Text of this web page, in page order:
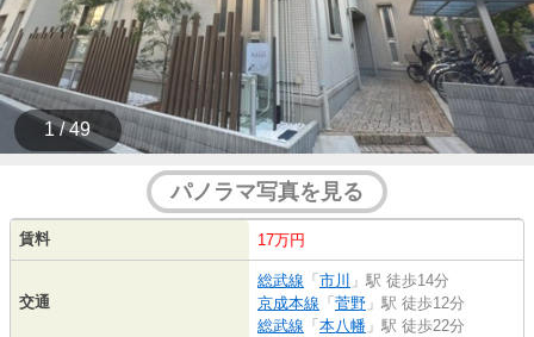
1 / 49
パノラマ写真を見る
賃料 17万円
交通
総武線 「 市川 」駅 徒歩14分
京成本線 「 菅野 」駅 徒歩12分
総武線 「 本八幡 」駅 徒歩22分